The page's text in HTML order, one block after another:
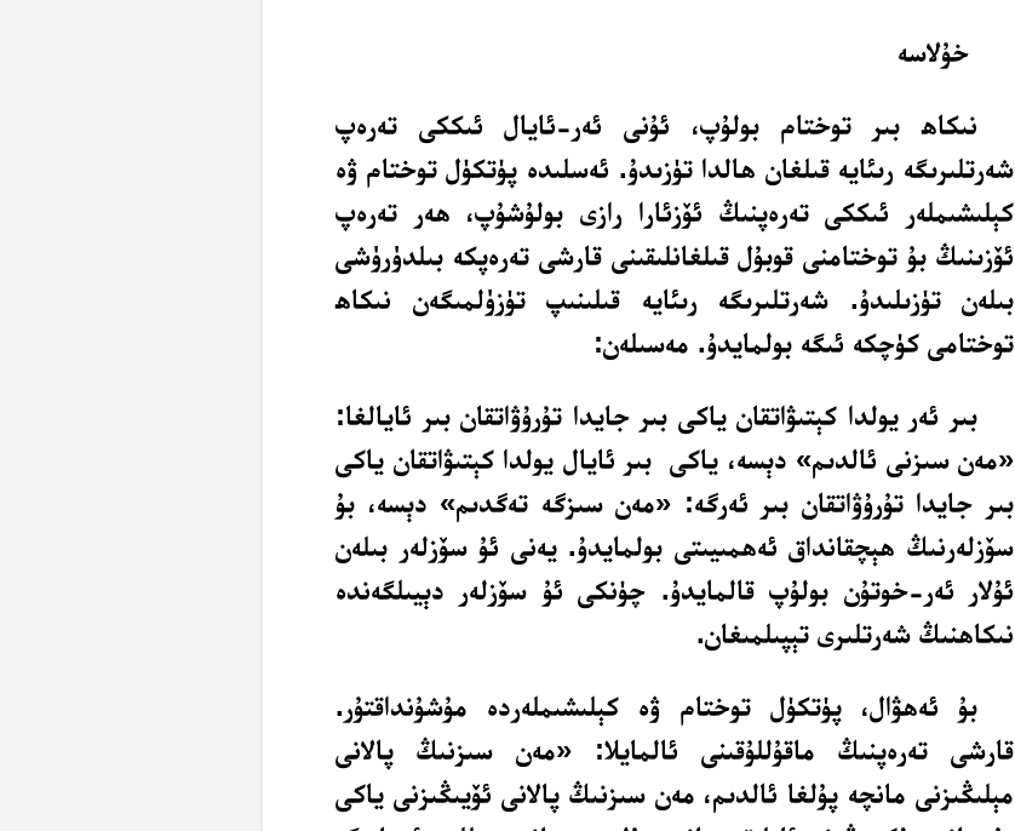
خۇلاسە
نىكاھ بىر توختام بولۇپ، ئۇنى ئەر-ئايال ئىككى تەرەپ
شەرتلىرىگە رىئايە قىلغان ھالدا تۈزىدۇ. ئەسلىدە پۈتكۈل توختام ۋە
كېلىشىملەر ئىككى تەرەپنىڭ ئۆزئارا رازى بولۇشۇپ، ھەر تەرەپ
ئۆزىنىڭ بۇ توختامنى قوبۇل قىلغانلىقىنى قارشى تەرەپكە بىلدۈرۈشى
بىلەن تۈزىلىدۇ. شەرتلىرىگە رىئايە قىلىنىپ تۈزۈلمىگەن نىكاھ
توختامى كۈچكە ئىگە بولمايدۇ. مەسىلەن:
بىر ئەر يولدا كېتىۋاتقان ياكى بىر جايدا تۇرۇۋاتقان بىر ئايالغا:
«مەن سىزنى ئالدىم» دېسە، ياكى بىر ئايال يولدا كېتىۋاتقان ياكى
بىر جايدا تۇرۇۋاتقان بىر ئەرگە: «مەن سىزگە تەگدىم» دېسە، بۇ
سۆزلەرنىڭ ھېچقانداق ئەھمىيىتى بولمايدۇ. يەنى ئۇ سۆزلەر بىلەن
ئۇلار ئەر-خوتۇن بولۇپ قالمايدۇ. چۈنكى ئۇ سۆزلەر دېيىلگەندە
نىكاھنىڭ شەرتلىرى تېپىلمىغان.
بۇ ئەھۋال، پۈتكۈل توختام ۋە كېلىشىملەردە مۇشۇنداقتۇر.
قارشى تەرەپنىڭ ماقۇللۇقىنى ئالمايلا: «مەن سىزنىڭ پالانى
مېلىڭىزنى مانچە پۇلغا ئالدىم، مەن سىزنىڭ پالانى ئۆيىڭىزنى ياكى